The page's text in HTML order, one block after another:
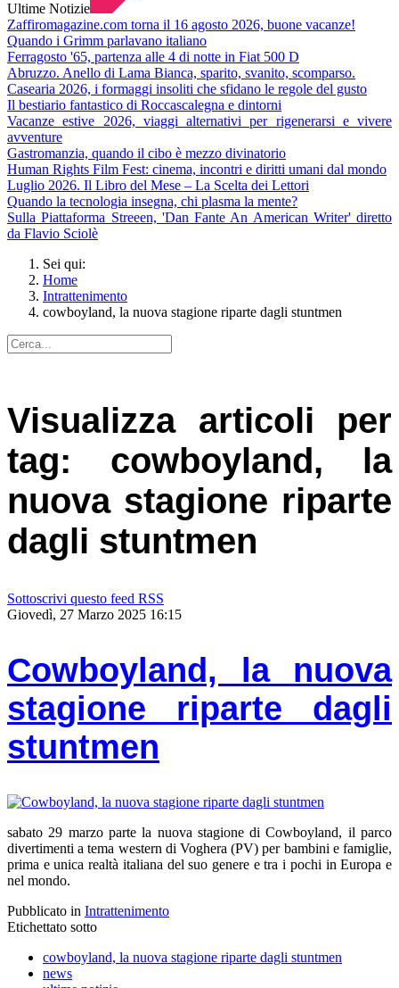
Ultime Notizie
Zaffiromagazine.com torna il 16 agosto 2026, buone vacanze!
Quando i Grimm parlavano italiano
Ferragosto '65, partenza alle 4 di notte in Fiat 500 D
Abruzzo. Anello di Lama Bianca, sparito, svanito, scomparso.
Casearia 2026, i formaggi insoliti che sfidano le regole del gusto
Il bestiario fantastico di Roccascalegna e dintorni
Vacanze estive 2026, viaggi alternativi per rigenerarsi e vivere
avventure
Gastromanzia, quando il cibo è mezzo divinatorio
Human Rights Film Fest: cinema, incontri e diritti umani dal mondo
Luglio 2026. Il Libro del Mese – La Scelta dei Lettori
Quando la tecnologia insegna, chi plasma la mente?
Sulla Piattaforma Streeen, 'Dan Fante An American Writer' diretto
da Flavio Sciolè
Sei qui:
Home
Intrattenimento
cowboyland, la nuova stagione riparte dagli stuntmen
Visualizza articoli per
tag: cowboyland, la
nuova stagione riparte
dagli stuntmen
Sottoscrivi questo feed RSS
Giovedì, 27 Marzo 2025 16:15
Cowboyland, la nuova
stagione riparte dagli
stuntmen
sabato 29 marzo parte la nuova stagione di Cowboyland, il parco
divertimenti a tema western di Voghera (PV) per bambini e famiglie,
prima e unica realtà italiana del suo genere e tra i pochi in Europa e
nel mondo.
Pubblicato in Intrattenimento
Etichettato sotto
cowboyland, la nuova stagione riparte dagli stuntmen
news